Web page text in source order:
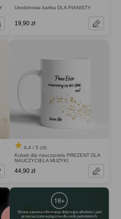
Urodzinowa kartka DLA PIANISTY
19,90 zł
4.4 / 5 (23)
Kubek dla nauczyciela PREZENT DLA
NAUCZYCIELA MUZYKI
44,90 zł
Strona zawiera informacje dotyczące alkoholu i jest
przeznaczona wyłącznie dla osób pełnoletnich.